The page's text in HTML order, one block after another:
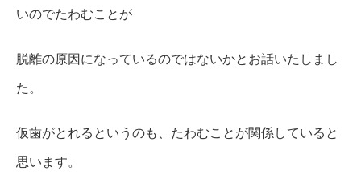
いのでたわむことが
脱離の原因になっているのではないかとお話いたしまし
た。
仮歯がとれるというのも、たわむことが関係していると
思います。